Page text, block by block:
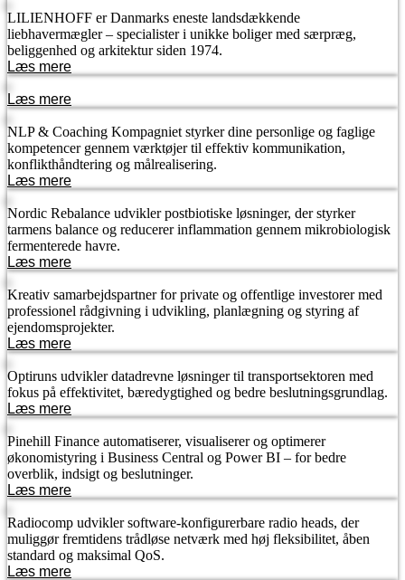
LILIENHOFF er Danmarks eneste landsdækkende
liebhavermægler – specialister i unikke boliger med særpræg,
beliggenhed og arkitektur siden 1974.
Læs mere
Læs mere
NLP & Coaching Kompagniet styrker dine personlige og faglige
kompetencer gennem værktøjer til effektiv kommunikation,
konflikthåndtering og målrealisering.
Læs mere
Nordic Rebalance udvikler postbiotiske løsninger, der styrker
tarmens balance og reducerer inflammation gennem mikrobiologisk
fermenterede havre.
Læs mere
Kreativ samarbejdspartner for private og offentlige investorer med
professionel rådgivning i udvikling, planlægning og styring af
ejendomsprojekter.
Læs mere
Optiruns udvikler datadrevne løsninger til transportsektoren med
fokus på effektivitet, bæredygtighed og bedre beslutningsgrundlag.
Læs mere
Pinehill Finance automatiserer, visualiserer og optimerer
økonomistyring i Business Central og Power BI – for bedre
overblik, indsigt og beslutninger.
Læs mere
Radiocomp udvikler software-konfigurerbare radio heads, der
muliggør fremtidens trådløse netværk med høj fleksibilitet, åben
standard og maksimal QoS.
Læs mere